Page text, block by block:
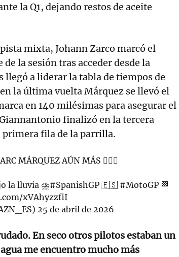
la Q1, dejando restos de aceite
mixta, Johann Zarco marcó el
la sesión tras acceder desde la
llegó a liderar la tabla de tiempos de
la última vuelta Márquez se llevó el
en 140 milésimas para asegurar el
finalizó en la tercera
fila de la parrilla.
MÁRQUEZ AÚN MÁS 😮‍💨🔥
la lluvia ⛈️#SpanishGP 🇪🇸 #MotoGP 🏁
xVAhyzzfiI
25 de abril de 2026
En seco otros pilotos estaban un
me encuentro mucho más